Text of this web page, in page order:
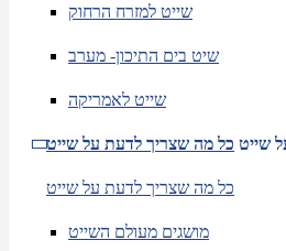
שייט למזרח הרחוק
שיט בים התיכון- מערב
שייט לאמריקה
שייט כל מה שצריך לדעת על שייט
כל מה שצריך לדעת על שייט
מושגים מעולם השייט